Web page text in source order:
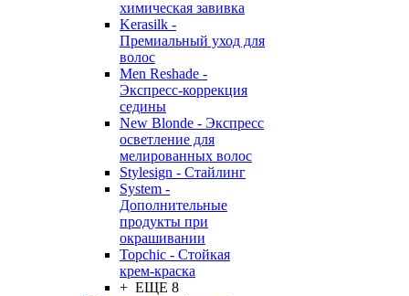
химическая завивка
Kerasilk -
Премиальный уход для
волос
Men Reshade -
Экспресс-коррекция
седины
New Blonde - Экспресс
осветление для
мелированных волос
Stylesign - Стайлинг
System -
Дополнительные
продукты при
окрашивании
Topchic - Стойкая
крем-краска
+ ЕЩЕ 8